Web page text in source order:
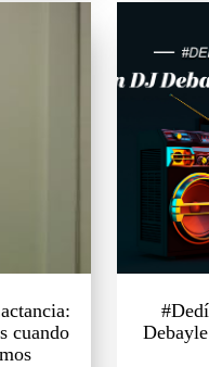
cuando